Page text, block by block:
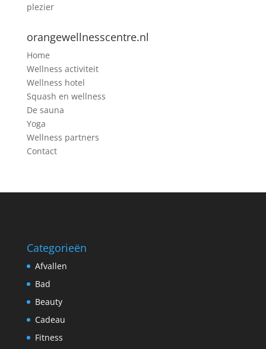
plezier
orangewellnesscentre.nl
Home
Wellness activiteit
Wellness hotel
Squash en wellness
De sauna
Yoga
Wellness partners
Contact
Categorieën
Afvallen
Bad
Beauty
Cadeau
Fitness